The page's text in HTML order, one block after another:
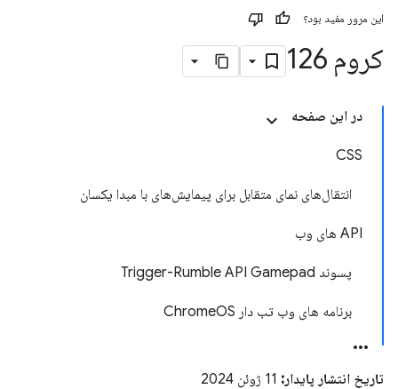
این مرور مفید بود؟
کروم 126
در این صفحه
CSS
انتقال‌های نمای متقابل برای پیمایش‌های با مبدا یکسان
API های وب
پسوند Trigger-Rumble API Gamepad
برنامه های وب تب دار ChromeOS
تاریخ انتشار پایدار: